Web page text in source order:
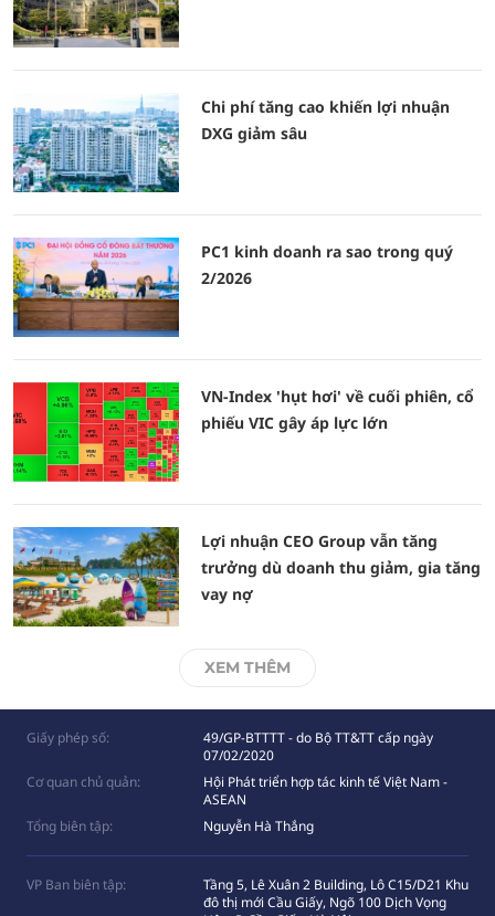
Chi phí tăng cao khiến lợi nhuận
DXG giảm sâu
PC1 kinh doanh ra sao trong quý
2/2026
VN-Index 'hụt hơi' về cuối phiên, cổ
phiếu VIC gây áp lực lớn
Lợi nhuận CEO Group vẫn tăng
trưởng dù doanh thu giảm, gia tăng
vay nợ
XEM THÊM
Giấy phép số:
49/GP-BTTTT - do Bộ TT&TT cấp ngày
07/02/2020
Cơ quan chủ quản:
Hội Phát triển hợp tác kinh tế Việt Nam -
ASEAN
Tổng biên tập:
Nguyễn Hà Thắng
VP Ban biên tập:
Tầng 5, Lê Xuân 2 Building, Lô C15/D21 Khu
đô thị mới Cầu Giấy, Ngõ 100 Dịch Vọng